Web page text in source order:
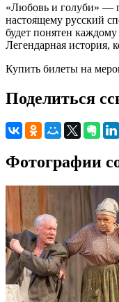
«Любовь и голуби» —
настоящему русский
будет понятен
Легендарная история,
Купить билеты на
Поделиться
Фотографии